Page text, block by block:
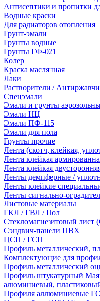
Антисептики и пропитки
Водные краски
Для радиаторов отопления
Грунт-эмали
Грунты водные
Грунты ГФ-021
Колер
Краска маслянная
Лаки
Растворители /
Спецэмали
Эмали и грунты
Эмали НЦ
Эмали ПФ-115
Эмали для пола
Грунты прочие
Лента (скотч, клейкая,
Лента клейкая
Лента клейкая
Ленты демпферные /
Ленты клейкие
Ленты сигнально-
Листовые материалы
ГКЛ / ГВЛ / Пол
Стекломагнезитовый
Сэндвич-панели ПВХ
ЦСП / ГСП
Профиль металлический,
Комплектующие для
Профиль металлический
Профиль штукатурный
алюминиевый,
Профиля аллюминиевые